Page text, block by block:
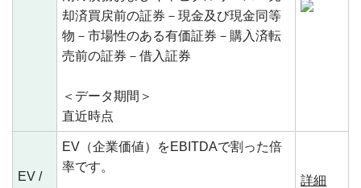
却済買戻前の証券－現金及び現金同等
物－市場性のある有価証券－購入済転
売前の証券－借入証券
＜データ期間＞
直近時点
EV /
EV（企業価値）をEBITDAで割った倍
率です。
詳細